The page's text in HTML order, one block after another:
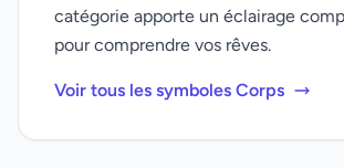
catégorie apporte un éclairage
pour comprendre vos rêves.
Voir tous les symboles Corps